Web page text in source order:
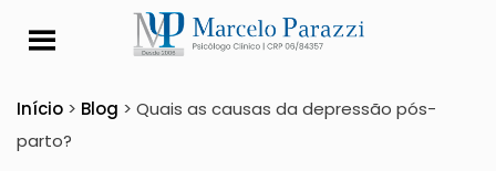
Quais as causas da
Início > Blog > Quais as causas da depressão pós-
parto?